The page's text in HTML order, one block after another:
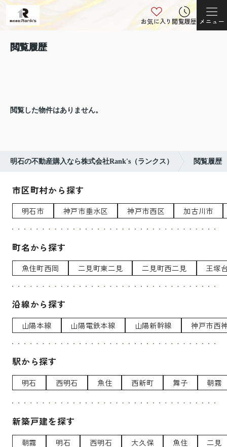
お気に入り閲覧履歴 メニュー
閲覧履歴
閲覧した物件はありません。
明石の不動産購入なら株式会社Rank's（ランクス） 閲覧履歴
市区町村から探す
明石市 神戸市垂水区 神戸市西区 加古川市
町名から探す
魚住町西岡 二見町東二見 二見町西二見 王塚
沿線から探す
山陽本線 山陽電鉄本線 山陽新幹線 神戸市西
駅から探す
明石 西明石 魚住 西新町 舞子 朝霧
新築戸建を探す
朝霧 明石 西明石 大久保 魚住 二見